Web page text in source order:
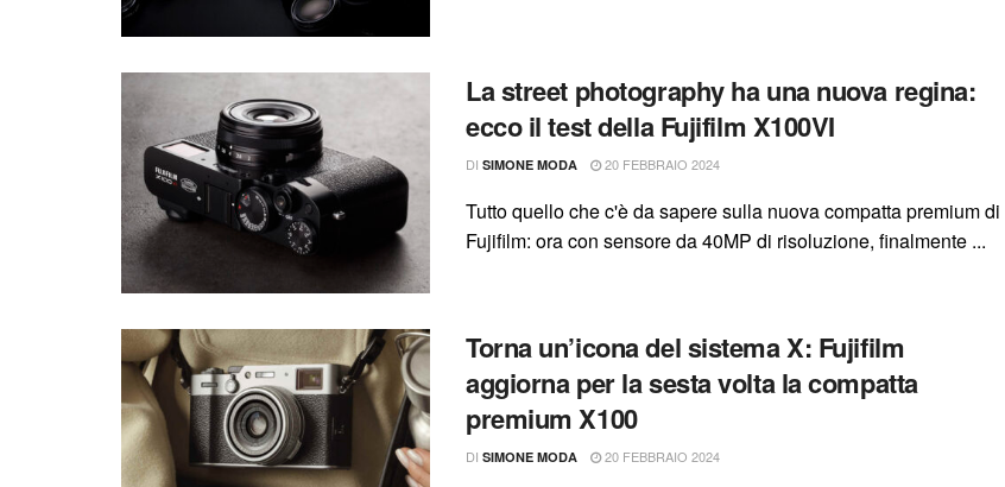
La street photography ha una nuova regina:
ecco il test della Fujifilm X100VI
DI SIMONE MODA 20 FEBBRAIO 2024
Tutto quello che c'è da sapere sulla nuova compatta premium di
Fujifilm: ora con sensore da 40MP di risoluzione, finalmente ...
Torna un’icona del sistema X: Fujifilm
aggiorna per la sesta volta la compatta
premium X100
DI SIMONE MODA 20 FEBBRAIO 2024